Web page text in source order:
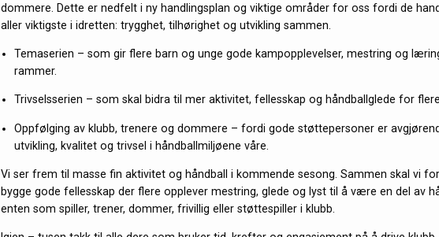
dommere. Dette er nedfelt i ny handlingsplan og viktige områder for oss fordi de
aller viktigste i idretten: trygghet, tilhørighet og utvikling sammen.
Temaserien – som gir flere barn og unge gode kampopplevelser, mestring og
rammer.
Trivselsserien – som skal bidra til mer aktivitet, fellesskap og håndballglede for
Oppfølging av klubb, trenere og dommere – fordi gode støttepersoner er
utvikling, kvalitet og trivsel i håndballmiljøene våre.
Vi ser frem til masse fin aktivitet og håndball i kommende sesong. Sammen skal vi
bygge gode fellesskap der flere opplever mestring, glede og lyst til å være en del av
enten som spiller, trener, dommer, frivillig eller støttespiller i klubb.